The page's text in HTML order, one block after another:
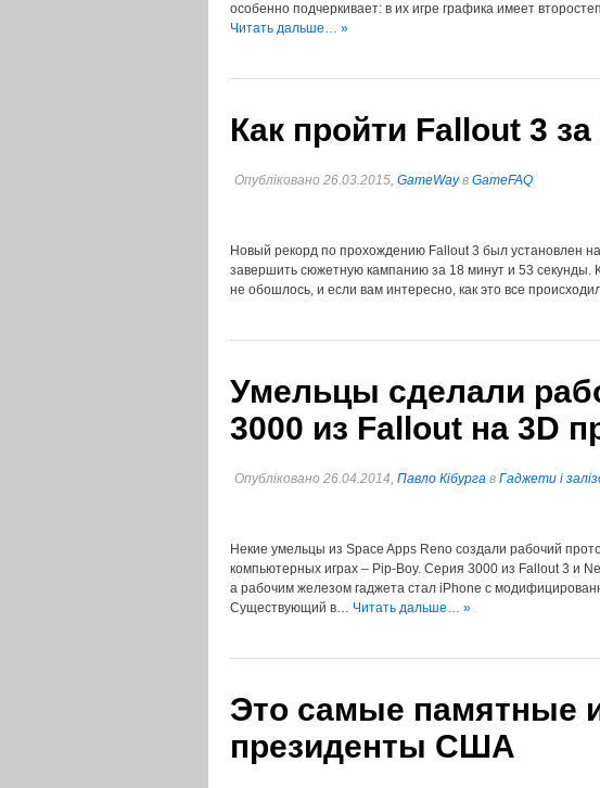
особенно подчеркивает: в их игре графика имеет
Читать дальше… »
Как пройти Fallout 3
Опубліковано 26.03.2015, GameWayв GameFAQ
Новый рекорд по прохождению Fallout 3 был установлен
завершить сюжетную кампанию за 18 минут и 53 секунды.
не обошлось, и если вам интересно, как это все
Умельцы сделали
3000 из Fallout на 3D
Опубліковано 26.04.2014, Павло Кібурга в Гаджети і
Некие умельцы из Space Apps Reno создали рабочий
компьютерных играх – Pip-Boy. Серия 3000 из Fallout 3 и
а рабочим железом гаджета стал iPhone с
Существующий в… Читать дальше… »
Это самые памятные
президенты США